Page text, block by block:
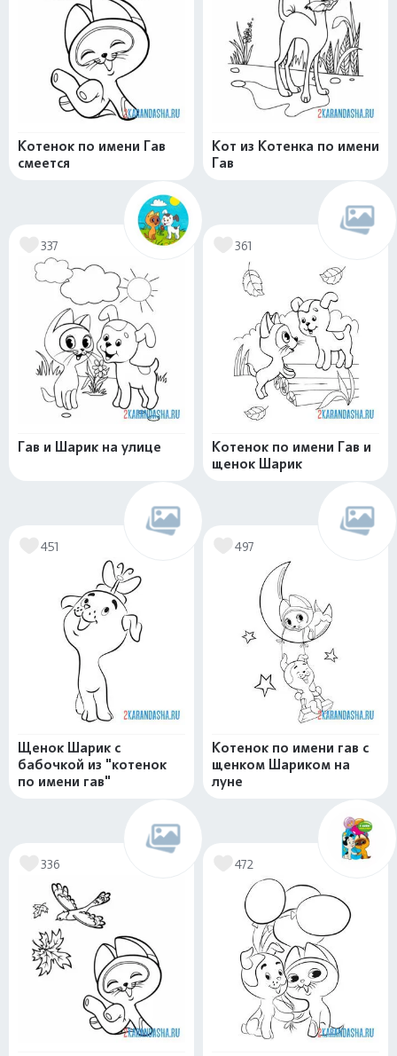
Котенок по имени Гав
смеется
Кот из Котенка по имени
Гав
337
Гав и Шарик на улице
361
Котенок по имени Гав и
щенок Шарик
451
Щенок Шарик с
бабочкой из "котенок
по имени гав"
497
Котенок по имени гав с
щенком Шариком на
луне
336 472